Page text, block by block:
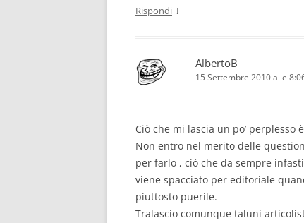
Rispondi ↓
AlbertoB
15 Settembre 2010 alle
Ciò che mi lascia un po’ perplesso
Non entro nel merito delle
per farlo , ciò che da sempre
viene spacciato per editoriale
piuttosto puerile.
Tralascio comunque taluni